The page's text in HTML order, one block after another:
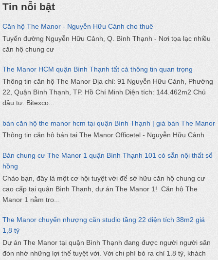
Tin nỗi bật
Căn hộ The Manor - Nguyễn Hữu Cảnh cho thuê
Tuyến đường Nguyễn Hữu Cảnh, Q. Bình Thạnh - Nơi tọa lạc nhiều
căn hộ chung cư
The Manor HCM quận Bình Thạnh tất cả thông tin quan trọng
Thông tin căn hộ The Manor Địa chỉ: 91 Nguyễn Hữu Cảnh, Phường
22, Quận Bình Thạnh, TP. Hồ Chí Minh Diện tích: 144.462m2 Chủ
đầu tư: Bitexco...
bán căn hộ the manor hcm tại quận Bình Thạnh | giá bán The Manor
Thông tin căn hộ bán tại The Manor Officetel - Nguyễn Hữu Cảnh
Bán chung cư The Manor 1 quận Bình Thạnh 101 có sẵn nội thất sổ
hồng
Chào bạn, đây là một cơ hội tuyệt vời để sở hữu căn hộ chung cư
cao cấp tại quận Bình Thạnh, dự án The Manor 1! Căn hộ The
Manor 1 nằm tro...
The Manor chuyển nhượng căn studio tầng 22 diện tích 38m2 giá
1,8 tỷ
Dự án The Manor tại quận Bình Thạnh đang được người người săn
đón nhờ những lợi thế tuyệt vời. Với chi phí bỏ ra chỉ 1.8 tỷ, khách